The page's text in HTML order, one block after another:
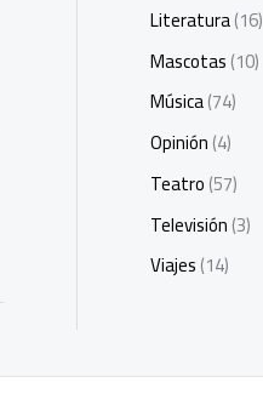
Literatura(16)
Mascotas(10)
Música(74)
Opinión(4)
Teatro(57)
Televisión(3)
Viajes(14)